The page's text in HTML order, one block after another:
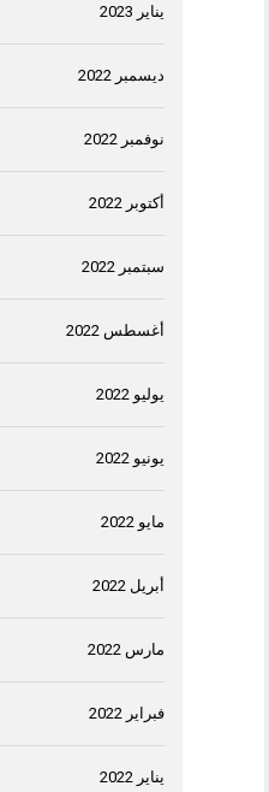
يناير 2023
ديسمبر 2022
نوفمبر 2022
أكتوبر 2022
سبتمبر 2022
أغسطس 2022
يوليو 2022
يونيو 2022
مايو 2022
أبريل 2022
مارس 2022
فبراير 2022
يناير 2022